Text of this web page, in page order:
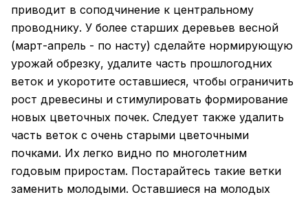
приводит в соподчинение к центральному
проводнику. У более старших деревьев весной
(март-апрель - по насту) сделайте нормирующую
урожай обрезку, удалите часть прошлогодних
веток и укоротите оставшиеся, чтобы ограничить
рост древесины и стимулировать формирование
новых цветочных почек. Следует также удалить
часть веток с очень старыми цветочными
почками. Их легко видно по многолетним
годовым приростам. Постарайтесь такие ветки
заменить молодыми. Оставшиеся на молодых